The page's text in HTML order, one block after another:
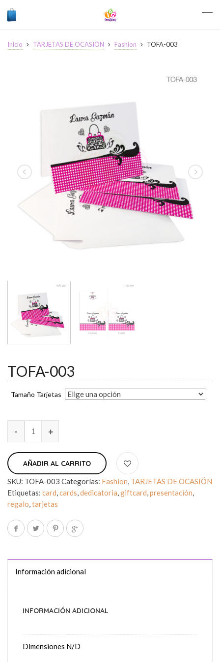
Inicio TARJETAS DE OCASIÓN Fashion TOFA-003
TOFA-003
Tamaño Tarjetas
AÑADIR AL CARRITO
SKU: TOFA-003 Categorías: Fashion, TARJETAS DE OCASIÓN
Etiquetas: card,cards,dedicatoria,giftcard,presentación,
regalo,tarjetas
Información adicional
INFORMACIÓN ADICIONAL
Dimensiones N/D